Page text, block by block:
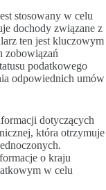
stosowany w celu
dochody związane z
ten jest kluczowym
zobowiązań
podatkowego
odpowiednich umów
dotyczących
która otrzymuje
o kraju
w celu